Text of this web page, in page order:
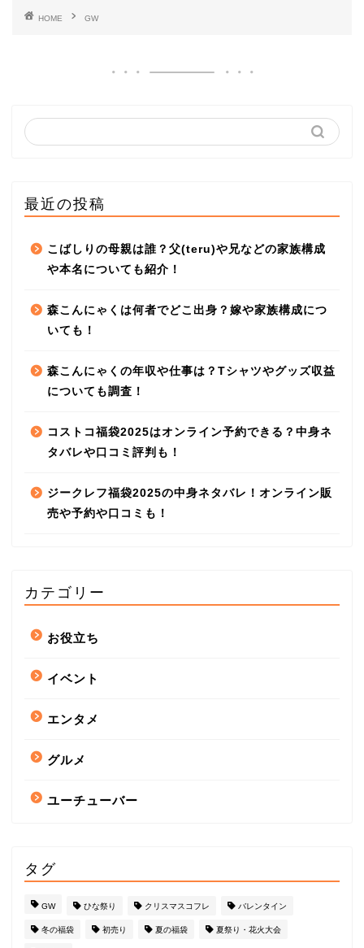
HOME GW
最近の投稿
こばしりの母親は誰？父(teru)や兄などの家族構成
や本名についても紹介！
森こんにゃくは何者でどこ出身？嫁や家族構成につ
いても！
森こんにゃくの年収や仕事は？Tシャツやグッズ収益
についても調査！
コストコ福袋2025はオンライン予約できる？中身ネ
タバレや口コミ評判も！
ジークレフ福袋2025の中身ネタバレ！オンライン販
売や予約や口コミも！
カテゴリー
お役立ち
イベント
エンタメ
グルメ
ユーチューバー
タグ
GW ひな祭り クリスマスコフレ バレンタイン
冬の福袋 初売り 夏の福袋 夏祭り・花火大会